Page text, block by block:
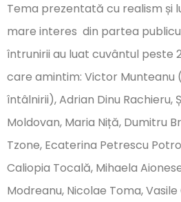
Tema prezentată cu realism și
mare interes din partea
întrunirii au luat cuvântul peste
care amintim: Victor Munteanu
întâlnirii), Adrian Dinu Rachieru,
Moldovan, Maria Niță, Dumitru
Tzone, Ecaterina Petrescu
Caliopia Tocală, Mihaela
Modreanu, Nicolae Toma,